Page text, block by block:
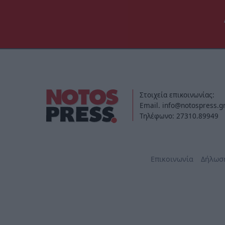
Στοιχεία επικοινωνίας:
Email. info@notospress.gr
Τηλέφωνο: 27310.89949
Επικοινωνία